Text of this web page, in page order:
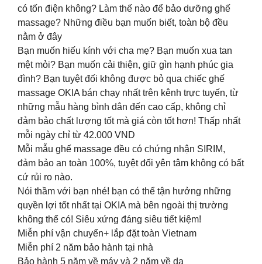
có tốn điện không? Làm thế nào để bảo dưỡng ghế
massage? Những điều bạn muốn biết, toàn bộ đều
nằm ở đây
Bạn muốn hiếu kính với cha mẹ? Bạn muốn xua tan
mệt mỏi? Bạn muốn cải thiện, giữ gìn hạnh phúc gia
đình? Bạn tuyệt đối không được bỏ qua chiếc ghế
massage OKIA bán chạy nhất trên kênh trực tuyến, từ
những mẫu hàng bình dân đến cao cấp, không chỉ
đảm bảo chất lượng tốt mà giá còn tốt hơn! Thấp nhất
mỗi ngày chỉ từ 42.000 VND
Mỗi mẫu ghế massage đều có chứng nhận SIRIM,
đảm bảo an toàn 100%, tuyệt đối yên tâm không có bất
cứ rủi ro nào.
Nói thầm với bạn nhé! bạn có thể tận hưởng những
quyền lợi tốt nhất tại OKIA mà bên ngoài thị trường
không thể có! Siêu xứng đáng siêu tiết kiệm!
Miễn phí vận chuyển+ lắp đặt toàn Vietnam
Miễn phí 2 năm bảo hành tại nhà
Bảo hành 5 năm về máy và 2 năm về da